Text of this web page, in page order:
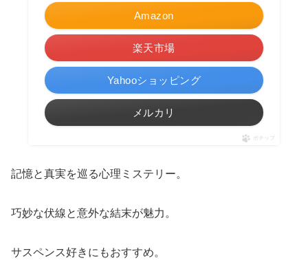
Amazon
楽天市場
Yahooショッピング
メルカリ
ポチップ
記憶と真実を巡る心理ミステリー。
巧妙な伏線と意外な結末が魅力。
サスペンス好きにもおすすめ。